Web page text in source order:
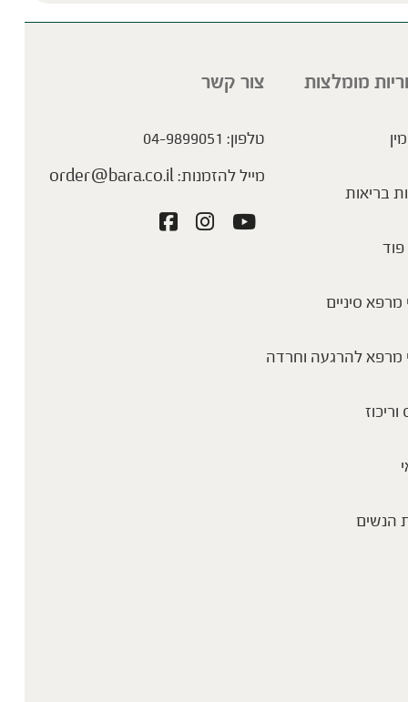
מומלצות
בריאות
סיניים
מרפא להרגעה וחרדה
וריכוז
הנשים
צור קשר
טלפון: 04-9899051
מייל להזמנות:order@bara.co.il